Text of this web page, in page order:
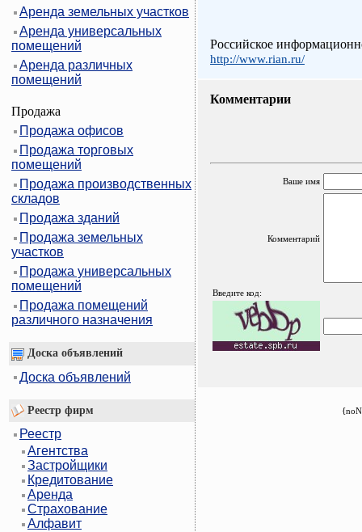
Аренда земельных участков
Аренда универсальных
помещений
Аренда различных
помещений
Продажа
Продажа офисов
Продажа торговых
помещений
Продажа производственных
складов
Продажа зданий
Продажа земельных
участков
Продажа универсальных
помещений
Продажа помещений
различного назначения
Доска объявлений
Доска объявлений
Реестр фирм
Реестр
Агентства
Застройщики
Кредитование
Аренда
Страхование
Алфавит
Российское
http://www.rian.ru/
Комментарии
Ваше имя
Комментарий
Введите код: